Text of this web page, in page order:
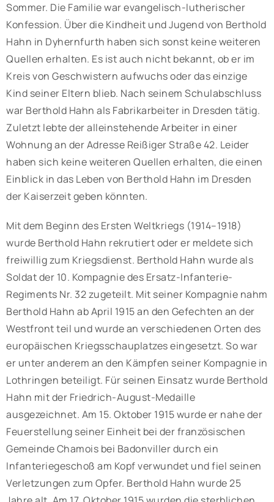
Sommer. Die Familie war evangelisch-lutherischer
Konfession. Über die Kindheit und Jugend von Berthold
Hahn in Dyhernfurth haben sich sonst keine weiteren
Quellen erhalten. Es ist auch nicht bekannt, ob er im
Kreis von Geschwistern aufwuchs oder das einzige
Kind seiner Eltern blieb. Nach seinem Schulabschluss
war Berthold Hahn als Fabrikarbeiter in Dresden tätig.
Zuletzt lebte der alleinstehende Arbeiter in einer
Wohnung an der Adresse Reißiger Straße 42. Leider
haben sich keine weiteren Quellen erhalten, die einen
Einblick in das Leben von Berthold Hahn im Dresden
der Kaiserzeit geben könnten.
Mit dem Beginn des Ersten Weltkriegs (1914–1918)
wurde Berthold Hahn rekrutiert oder er meldete sich
freiwillig zum Kriegsdienst. Berthold Hahn wurde als
Soldat der 10. Kompagnie des Ersatz-Infanterie-
Regiments Nr. 32 zugeteilt. Mit seiner Kompagnie nahm
Berthold Hahn ab April 1915 an den Gefechten an der
Westfront teil und wurde an verschiedenen Orten des
europäischen Kriegsschauplatzes eingesetzt. So war
er unter anderem an den Kämpfen seiner Kompagnie in
Lothringen beteiligt. Für seinen Einsatz wurde Berthold
Hahn mit der Friedrich-August-Medaille
ausgezeichnet. Am 15. Oktober 1915 wurde er nahe der
Feuerstellung seiner Einheit bei der französischen
Gemeinde Chamois bei Badonviller durch ein
Infanteriegeschoß am Kopf verwundet und fiel seinen
Verletzungen zum Opfer. Berthold Hahn wurde 25